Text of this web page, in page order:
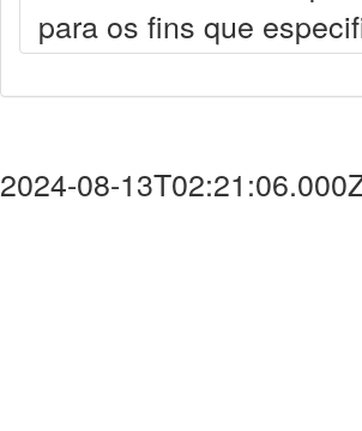
para os fins que
2024-08-